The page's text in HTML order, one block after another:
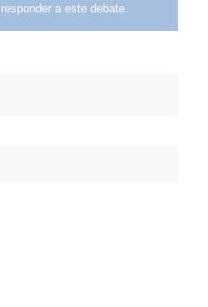
a este debate.